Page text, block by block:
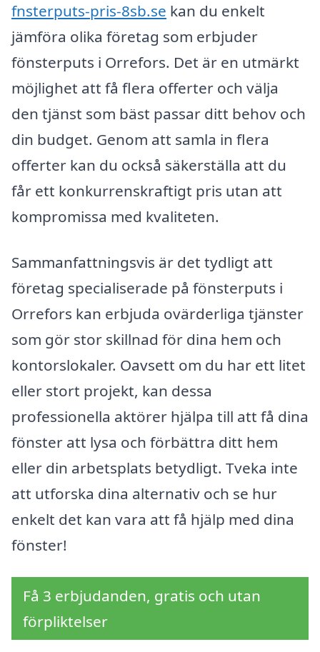
fnsterputs-pris-8sb.se kan du enkelt
jämföra olika företag som erbjuder
fönsterputs i Orrefors. Det är en utmärkt
möjlighet att få flera offerter och välja
den tjänst som bäst passar ditt behov och
din budget. Genom att samla in flera
offerter kan du också säkerställa att du
får ett konkurrenskraftigt pris utan att
kompromissa med kvaliteten.
Sammanfattningsvis är det tydligt att
företag specialiserade på fönsterputs i
Orrefors kan erbjuda ovärderliga tjänster
som gör stor skillnad för dina hem och
kontorslokaler. Oavsett om du har ett litet
eller stort projekt, kan dessa
professionella aktörer hjälpa till att få dina
fönster att lysa och förbättra ditt hem
eller din arbetsplats betydligt. Tveka inte
att utforska dina alternativ och se hur
enkelt det kan vara att få hjälp med dina
fönster!
Få 3 erbjudanden, gratis och utan
förpliktelser